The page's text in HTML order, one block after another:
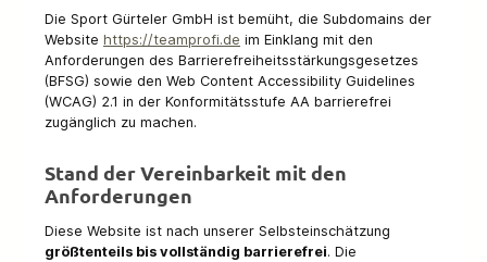
Die Sport Gürteler GmbH ist bemüht, die Subdomains der
Website https://teamprofi.de im Einklang mit den
Anforderungen des Barrierefreiheitsstärkungsgesetzes
(BFSG) sowie den Web Content Accessibility Guidelines
(WCAG) 2.1 in der Konformitätsstufe AA barrierefrei
zugänglich zu machen.
Stand der Vereinbarkeit mit den
Anforderungen
Diese Website ist nach unserer Selbsteinschätzung
größtenteils bis vollständig barrierefrei. Die